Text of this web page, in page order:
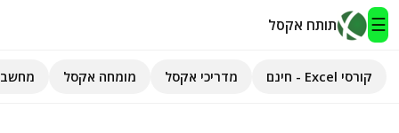
☰ תותח אקסל
קורסי Excel - חינם מדריכי אקסל מומחה אקסל